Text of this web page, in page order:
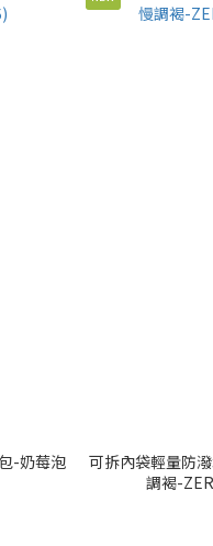
-奶莓泡
可拆內袋輕量防
調褐-